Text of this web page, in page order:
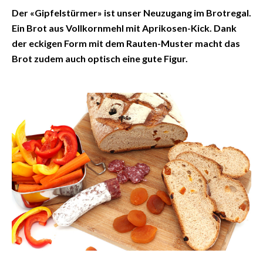
Der «Gipfelstürmer» ist unser Neuzugang im Brotregal.
Ein Brot aus Vollkornmehl mit Aprikosen-Kick. Dank
der eckigen Form mit dem Rauten-Muster macht das
Brot zudem auch optisch eine gute Figur.